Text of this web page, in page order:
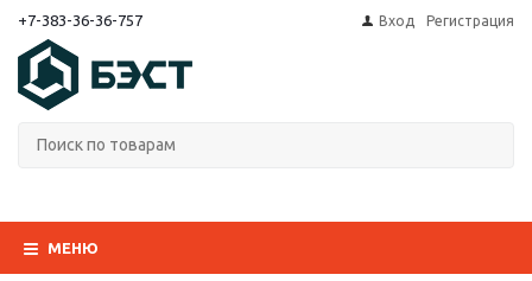
+7-383-36-36-757 Вход Регистрация
МЕНЮ